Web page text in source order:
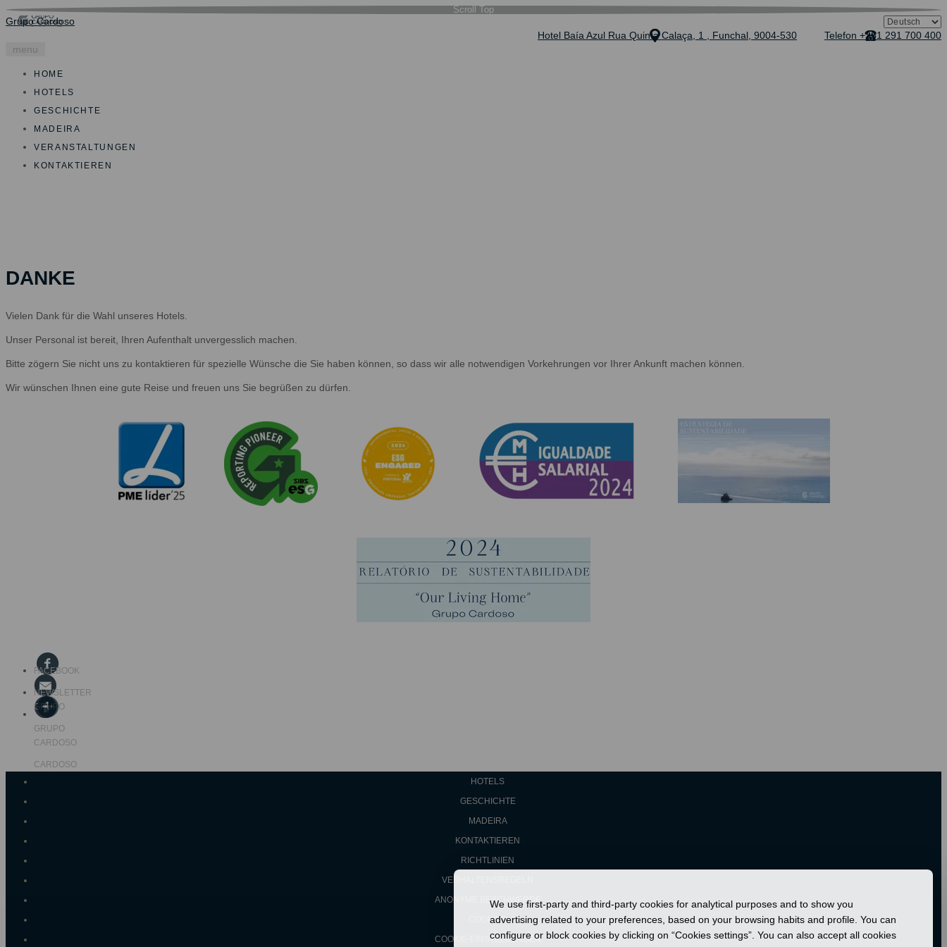
Scroll Top
Grupo Cardoso
Hotel Baía Azul Rua Quinta Calaça, 1 , Funchal, 9004-530
Telefon +351 291 700 400
menu
HOME
HOTELS
GESCHICHTE
MADEIRA
VERANSTALTUNGEN
KONTAKTIEREN
DANKE
Vielen Dank für die Wahl unseres Hotels.
Unser Personal ist bereit, Ihren Aufenthalt unvergesslich machen.
Bitte zögern Sie nicht uns zu kontaktieren für spezielle Wünsche die Sie haben können, so dass wir alle notwendigen Vorkehrungen vor Ihrer Ankunft machen können.
Wir wünschen Ihnen eine gute Reise und freuen uns Sie begrüßen zu dürfen.
FACEBOOK
GRUPO
CARDOSO
NEWSLETTER
GRUPO
CARDOSO
HOTELS
GESCHICHTE
MADEIRA
KONTAKTIEREN
RICHTLINIEN
VERHALTENSREGELN
ANONYME BESCHWERDE
COOKIES
COOKIE-EINSTELLUNGEN
We use first-party and third-party cookies for analytical purposes and to show you
advertising related to your preferences, based on your browsing habits and profile. You can
configure or block cookies by clicking on “Cookies settings”. You can also accept all cookies